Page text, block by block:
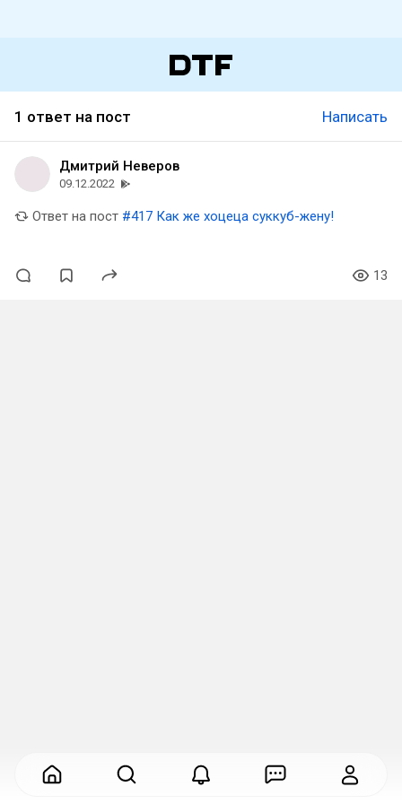
1 ответ на пост Написать
Дмитрий Неверов
09.12.2022
Ответ на пост #417 Как же хоцеца суккуб-жену!
13